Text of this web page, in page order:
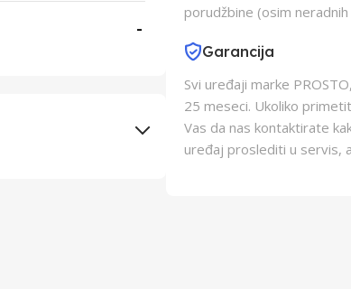
-
porudžbine (osim neradnih
Garancija
Svi uređaji marke
25 meseci. Ukoliko
Vas da nas kontaktirate
uređaj proslediti u servis,